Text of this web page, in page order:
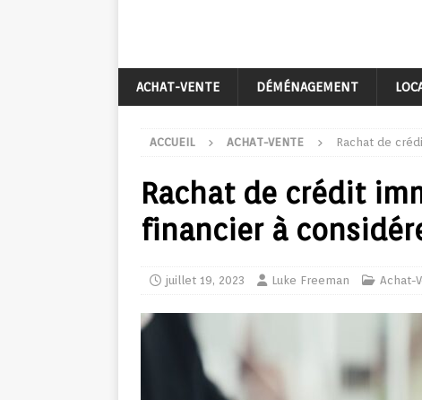
ACHAT-VENTE DÉMÉNAGEMENT
ACCUEIL ACHAT-VENTE Rachat de
Rachat de crédit
financier à
juillet 19, 2023 Luke Freeman Achat-